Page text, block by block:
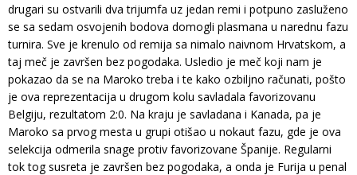
drugari su ostvarili dva trijumfa uz jedan remi i potpuno zasluženo
se sa sedam osvojenih bodova domogli plasmana u narednu fazu
turnira. Sve je krenulo od remija sa nimalo naivnom Hrvatskom, a
taj meč je završen bez pogodaka. Usledio je meč koji nam je
pokazao da se na Maroko treba i te kako ozbiljno računati, pošto
je ova reprezentacija u drugom kolu savladala favorizovanu
Belgiju, rezultatom 2:0. Na kraju je savladana i Kanada, pa je
Maroko sa prvog mesta u grupi otišao u nokaut fazu, gde je ova
selekcija odmerila snage protiv favorizovane Španije. Regularni
tok tog susreta je završen bez pogodaka, a onda je Furija u penal